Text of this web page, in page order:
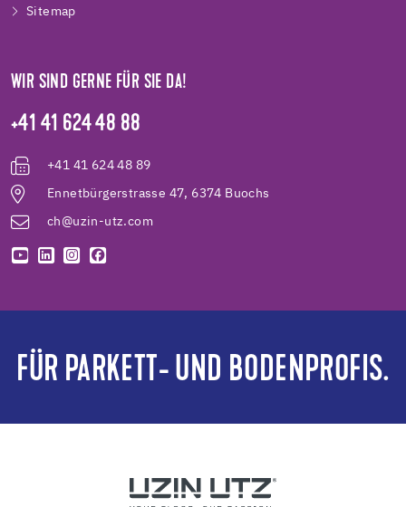
Sitemap
WIR SIND GERNE FÜR SIE DA!
+41 41 624 48 88
+41 41 624 48 89
Ennetbürgerstrasse 47, 6374 Buochs
ch@uzin-utz.com
FÜR PARKETT- UND BODENPROFIS.